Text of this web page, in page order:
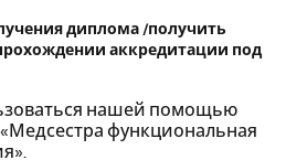
диплома /получить
аккредитации под
нашей помощью
функциональная